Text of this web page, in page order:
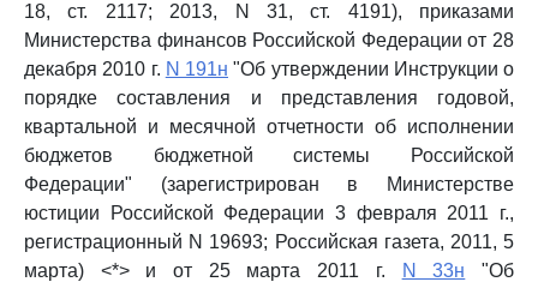
18, ст. 2117; 2013, N 31, ст. 4191), приказами
Министерства финансов Российской Федерации от 28
декабря 2010 г. N 191н "Об утверждении Инструкции о
порядке составления и представления годовой,
квартальной и месячной отчетности об исполнении
бюджетов бюджетной системы Российской
Федерации" (зарегистрирован в Министерстве
юстиции Российской Федерации 3 февраля 2011 г.,
регистрационный N 19693; Российская газета, 2011, 5
марта) <*> и от 25 марта 2011 г.
N 33н "Об